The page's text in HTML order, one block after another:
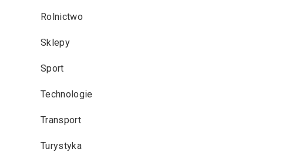
Rolnictwo
Sklepy
Sport
Technologie
Transport
Turystyka